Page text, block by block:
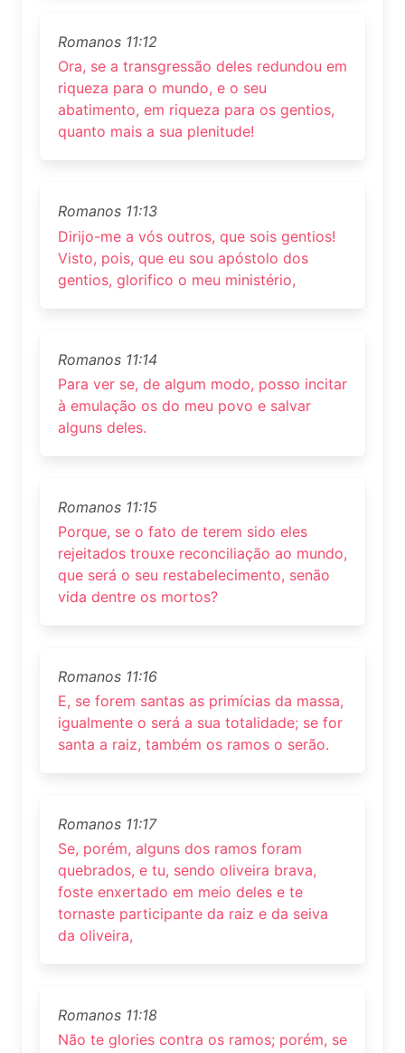
Romanos 11:12
Ora, se a transgressão deles redundou em
riqueza para o mundo, e o seu
abatimento, em riqueza para os gentios,
quanto mais a sua plenitude!
Romanos 11:13
Dirijo-me a vós outros, que sois gentios!
Visto, pois, que eu sou apóstolo dos
gentios, glorifico o meu ministério,
Romanos 11:14
Para ver se, de algum modo, posso incitar
à emulação os do meu povo e salvar
alguns deles.
Romanos 11:15
Porque, se o fato de terem sido eles
rejeitados trouxe reconciliação ao mundo,
que será o seu restabelecimento, senão
vida dentre os mortos?
Romanos 11:16
E, se forem santas as primícias da massa,
igualmente o será a sua totalidade; se for
santa a raiz, também os ramos o serão.
Romanos 11:17
Se, porém, alguns dos ramos foram
quebrados, e tu, sendo oliveira brava,
foste enxertado em meio deles e te
tornaste participante da raiz e da seiva
da oliveira,
Romanos 11:18
Não te glories contra os ramos; porém, se